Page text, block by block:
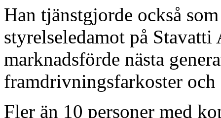
Han tjänstgjorde också
styrelseledamot på Stavatti
marknadsförde nästa
framdrivningsfarkoster och
Fler än 10 personer med